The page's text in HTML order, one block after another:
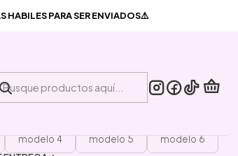
HABILES PARA SER ENVIADOS⚠️
X Hunter
modelo 4 modelo 5 modelo 6